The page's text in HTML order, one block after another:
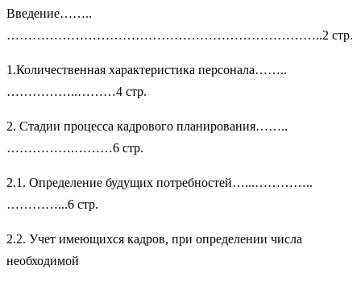
Введение……..
………………………………………………………………..2 стр.
1.Количественная характеристика персонала……..
……………..………4 стр.
2. Стадии процесса кадрового планирования……..
…………….………6 стр.
2.1. Определение будущих потребностей…...…………..
…………...6 стр.
2.2. Учет имеющихся кадров, при определении числа
необходимой